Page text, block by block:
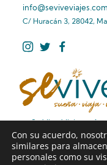
info@seviveviajes.com
C/ Huracán 3, 28042,
Se Vive Viajes –
en rutas de viaje
viajes de larga
Con su acuerdo,
similares para
personales como su